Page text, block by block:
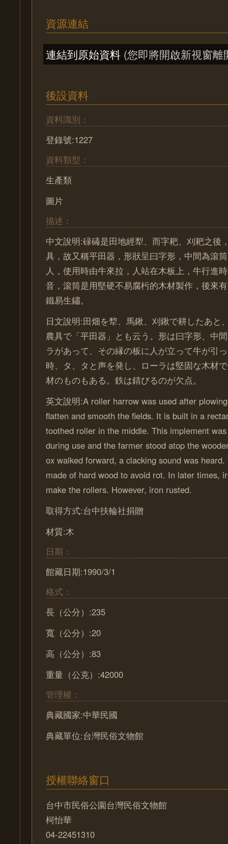
資源連結
連結到原始資料 (您即將開啟新視窗離
後設資料
資料識別：
登錄號:1227
資料類型：
生產類
圖片
描述：
中文說明:碌碡是田地經犁、而字耙、刈耙之後
具，故又稱平田器，形狀呈曰字形，中間為滾
人，使用時由牛來拉，人站在木板上，牛行進
音，滾筒是用堅硬不易腐杇的木材製作，後來
鐵易生鏽。
日文說明:田畑を犂、馬鍬、刈鍬で耕したあと
農具で「平田器」とも云う。形は曰字形、中
ラがあって、その縁の板に人が立って牛が引
時、タ、タと声を発し、ローラは堅固な木材
材のものもある。鉄は錆びるのが欠点。
英文說明:A roller harrow was used after
flatten and smooth the fields. It is built in a
toothed roller in the middle. This implement
during use and the farmer stood atop the
ox walked forward, a clacking sound was
made of hard wood to avoid rot. In later times,
make the rollers. However, iron rusted.
取得方式:台中扶輪社捐贈
材質:木
日期：
館藏日期:1990/3/1
格式：
長（公分）:235
寬（公分）:20
高（公分）:83
重量（公克）:42000
管理權：
典藏國家:中華民國
典藏單位:台灣民俗文物館
授權聯絡窗口
台中市民俗公園台灣民俗文物館
柯怡華
04-22451310